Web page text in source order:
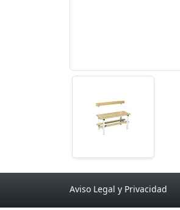
Aviso Legal y Privacidad